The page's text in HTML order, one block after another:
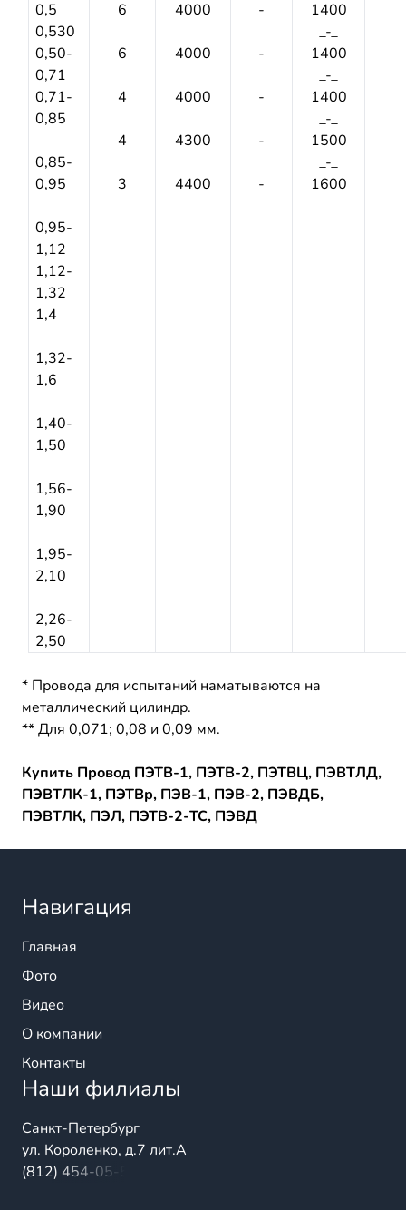
0,5
0,530
0,50-
0,71
0,71-
0,85
0,85-
0,95
0,95-
1,12
1,12-
1,32
1,4
1,32-
1,6
1,40-
1,50
1,56-
1,90
1,95-
2,10
2,26-
2,50
6
6
4
4
3
4000
4000
4000
4300
4400
-
-
-
-
-
1400
_-_
1400
_-_
1400
_-_
1500
_-_
1600
* Провода для испытаний наматываются на
металлический цилиндр.
** Для 0,071; 0,08 и 0,09 мм.
Купить Провод ПЭТВ-1, ПЭТВ-2, ПЭТВЦ, ПЭВТЛД,
ПЭВТЛК-1, ПЭТВр, ПЭВ-1, ПЭВ-2, ПЭВДБ,
ПЭВТЛК, ПЭЛ, ПЭТВ-2-ТС, ПЭВД
Навигация
Главная
Фото
Видео
О компании
Контакты
Наши филиалы
Санкт-Петербург
ул. Короленко, д.7 лит.А
(812) 454-05-54